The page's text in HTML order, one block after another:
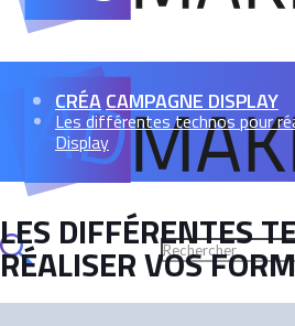
CRÉACAMPAGNE DISPLAY
Les différentes technos pour
Display
LES DIFFÉRENTES
RÉALISER VOS